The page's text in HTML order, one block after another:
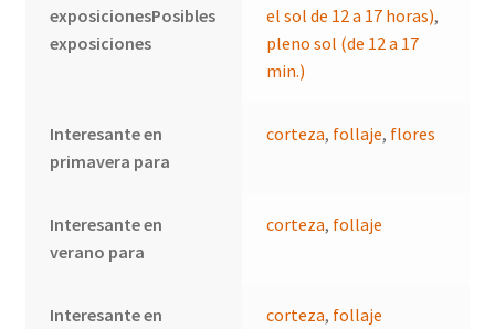
exposicionesPosibles
exposiciones
el sol de 12 a 17 horas),
pleno sol (de 12 a 17
min.)
Interesante en
primavera para
corteza, follaje, flores
Interesante en
verano para
corteza, follaje
Interesante en
corteza, follaje